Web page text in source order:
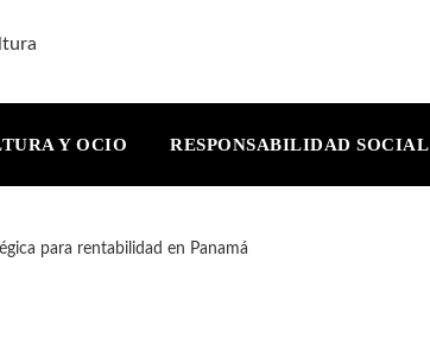
Y OCIO RESPONSABILIDAD SOCIAL
para rentabilidad en Panamá